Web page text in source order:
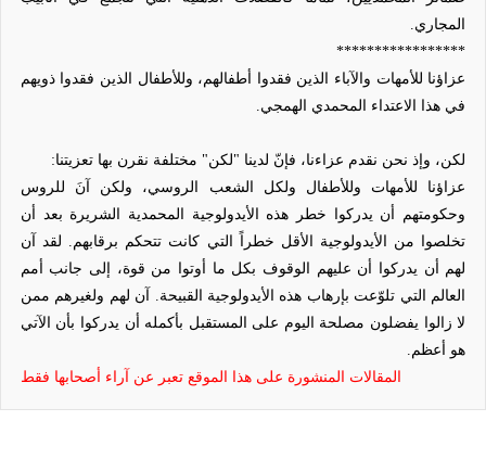
المجاري.
*****************
عزاؤنا للأمهات والآباء الذين فقدوا أطفالهم، وللأطفال الذين فقدوا ذويهم
في هذا الاعتداء المحمدي الهمجي.
لكن، وإذ نحن نقدم عزاءنا، فإنّ لدينا "لكن" مختلفة نقرن بها تعزيتنا:
عزاؤنا للأمهات وللأطفال ولكل الشعب الروسي، ولكن آنَ للروس
وحكومتهم أن يدركوا خطر هذه الأيدولوجية المحمدية الشريرة بعد أن
تخلصوا من الأيدولوجية الأقل خطراً التي كانت تتحكم برقابهم. لقد آن
لهم أن يدركوا أن عليهم الوقوف بكل ما أوتوا من قوة، إلى جانب أمم
العالم التي تلوّعت بإرهاب هذه الأيدولوجية القبيحة. آن لهم ولغيرهم ممن
لا زالوا يفضلون مصلحة اليوم على المستقبل بأكمله أن يدركوا بأن الآتي
هو أعظم.
المقالات المنشورة على هذا الموقع تعبر عن آراء أصحابها فقط